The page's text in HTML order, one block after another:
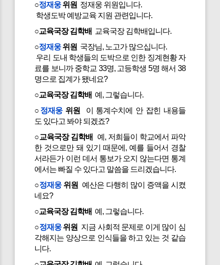
○정재웅위원 정재웅 위원입니다.
학생도박 예방교육 지원 관련입니다.
○교육국장 김학배 교육국장 김학배입니다.
○정재웅위원 국장님, 노고가 많으십니다.
우리 도내 학생들의 도박으로 인한 징계현황 자
료를 보니까 중학교 33명, 고등학생 5명 해서 38
명으로 집계가 됐네요?
○교육국장 김학배 예, 그렇습니다.
○ 정재웅위원
이 통계수치에 안 잡힌 내용들
도 있다고 봐야 되겠죠?
○교육국장 김학배
예, 저희들이 학교에서 파악
한 것으로만 돼 있기 때문에, 예를 들어서 경찰
서라든가 이런 데서 통보가 오지 않는다면 통계
에서는 빠질 수 있다고 말씀을 드리겠습니다.
○정재웅위원
예산은 다행히 많이 증액을 시켰
네요?
○교육국장 김학배 예, 그렇습니다.
○정재웅위원 지금 사회적 문제로 이게 많이 심
각해지는 양상으로 인식들을 하고 있는 것 같습
니다.